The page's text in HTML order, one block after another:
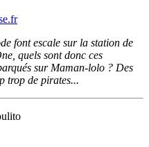
font escale sur la station de
quels sont donc ces
sur Maman-lolo ? Des
trop de pirates...